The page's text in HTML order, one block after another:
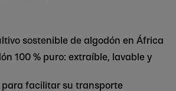
sostenible de algodón en África
100 % puro: extraíble, lavable y
facilitar su transporte